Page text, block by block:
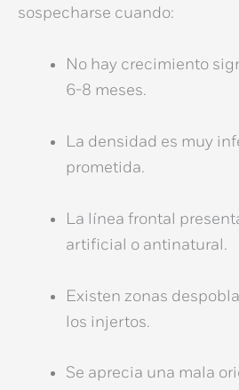
sospecharse cuando:
No hay crecimiento
6-8 meses.
La densidad es muy
prometida.
La línea frontal
artificial o antinatural.
Existen zonas
los injertos.
Se aprecia una mala